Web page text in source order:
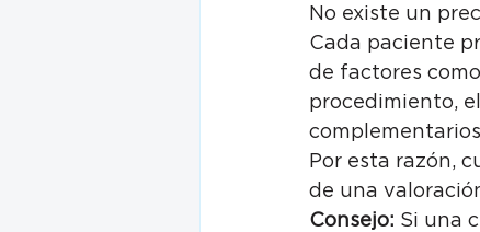
No existe un
Cada paciente
de factores
procedimiento,
Por esta razón,
de una
Consejo: Si una